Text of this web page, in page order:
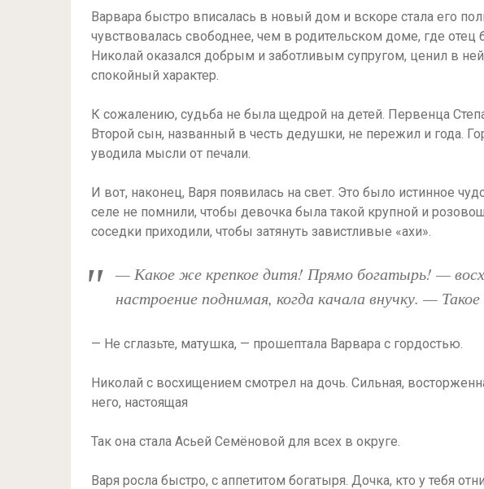
Варвара быстро вписалась в новый дом и вскоре стала его
чувствовалась свободнее, чем в родительском доме, где
Николай оказался добрым и заботливым супругом, ценил в
спокойный характер.
К сожалению, судьба не была щедрой на детей. Первенца
Второй сын, названный в честь дедушки, не пережил и года.
уводила мысли от печали.
И вот, наконец, Варя появилась на свет. Это было истинное
селе не помнили, чтобы девочка была такой крупной и
соседки приходили, чтобы затянуть завистливые «ахи».
— Какое же крепкое дитя! Прямо богатырь! —
настроение поднимая, когда качала внучку. —
— Не сглазьте, матушка, — прошептала Варвара с гордостью.
Николай с восхищением смотрел на дочь. Сильная,
него, настоящая
Так она стала Асьей Семёновой для всех в округе.
Варя росла быстро, с аппетитом богатыря. Дочка, кто у тебя